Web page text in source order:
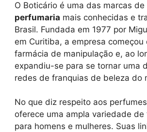
O Boticário é uma das marcas
perfumaria mais conhecidas e
Brasil. Fundada em 1977 por
em Curitiba, a empresa começou
farmácia de manipulação e, ao
expandiu-se para se tornar uma
redes de franquias de beleza do
No que diz respeito aos
oferece uma ampla variedade de
para homens e mulheres. Suas